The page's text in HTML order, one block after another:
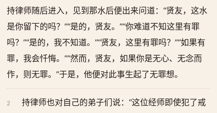
持律师随后进入，见到那水后便出来问道：“贤友，这水
是你留下的吗？”“是的，贤友。”“你难道不知这里有罪
吗？”“是的，我不知道。”“贤友，这里有罪吗？”“如果有
罪，我会忏悔。”“然而，贤友，如果你是无心、无念而
作，则无罪。”于是，他便对此事生起了无罪想。
2
持律师也对自己的弟子们说：“这位经师即使犯了戒